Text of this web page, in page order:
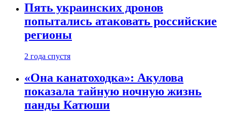
Пять украинских дронов
попытались атаковать российские
регионы
2 года спустя
«Она канатоходка»: Акулова
показала тайную ночную жизнь
панды Катюши